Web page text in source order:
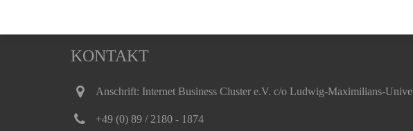
KONTAKT
Anschrift: Internet Business Cluster e.V. c/o Ludwig-Maximilians-
+49 (0) 89 / 2180 - 1874